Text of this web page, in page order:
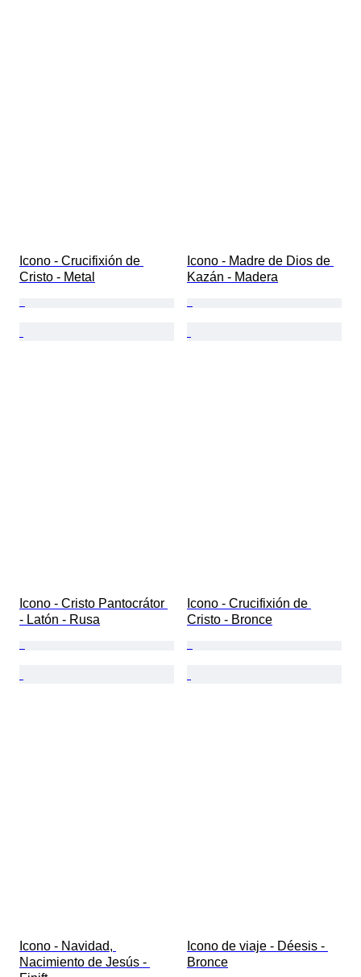
Icono - Crucifixión de
Cristo - Metal
Icono - Madre de Dios de
Kazán - Madera
Icono - Cristo Pantocrátor
- Latón - Rusa
Icono - Crucifixión de
Cristo - Bronce
Icono - Navidad,
Nacimiento de Jesús -
Icono de viaje - Déesis -
Bronce